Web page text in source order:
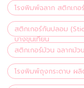
โรงพิมพ์ฉลาก สติกเกอ
สติกเกอร์กันปลอม
บางขุนเทียน
สติกเกอร์ม้วน ฉลากม้ว
โรงพิมพ์ถุงกระดาษ ผลิ